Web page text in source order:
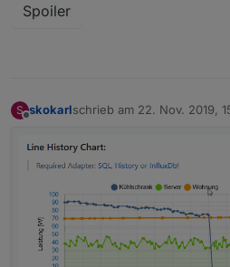
Spoiler
S skokarlschrieb am 22. Nov. 2019,
zuletzt editiert von